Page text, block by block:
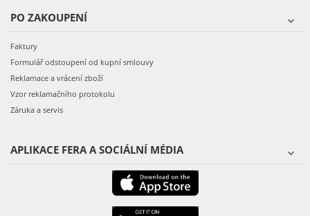
PO ZAKOUPENÍ
Faktury
Formulář odstoupení od kupní smlouvy
Reklamace a vrácení zboží
Vzor reklamačního protokolu
Záruka a servis
APLIKACE FERA A SOCIÁLNÍ MÉDIA